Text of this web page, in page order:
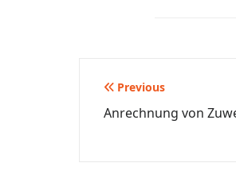
Previous
Anrechnung von